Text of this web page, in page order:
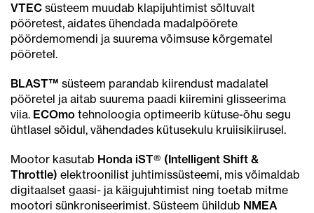
VTEC süsteem muudab klapijuhtimist sõltuvalt
pööretest, aidates ühendada madalpöörete
pöördemomendi ja suurema võimsuse kõrgematel
pööretel.
BLAST™ süsteem parandab kiirendust madalatel
pööretel ja aitab suurema paadi kiiremini glisseerima
viia. ECOmo tehnoloogia optimeerib kütuse-õhu segu
ühtlasel sõidul, vähendades kütusekulu kruiisikiirusel.
Mootor kasutab Honda iST® (Intelligent Shift &
Throttle) elektroonilist juhtimissüsteemi, mis võimaldab
digitaalset gaasi- ja käigujuhtimist ning toetab mitme
mootori sünkroniseerimist. Süsteem ühildub NMEA